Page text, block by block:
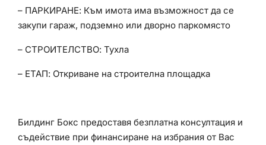
– ПАРКИРАНЕ: Към имота има възможност да се
закупи гараж, подземно или дворно паркомясто
– СТРОИТЕЛСТВО: Тухла
– ЕТАП: Откриване на строителна площадка
Билдинг Бокс предоставя безплатна консултация и
съдействие при финансиране на избрания от Вас